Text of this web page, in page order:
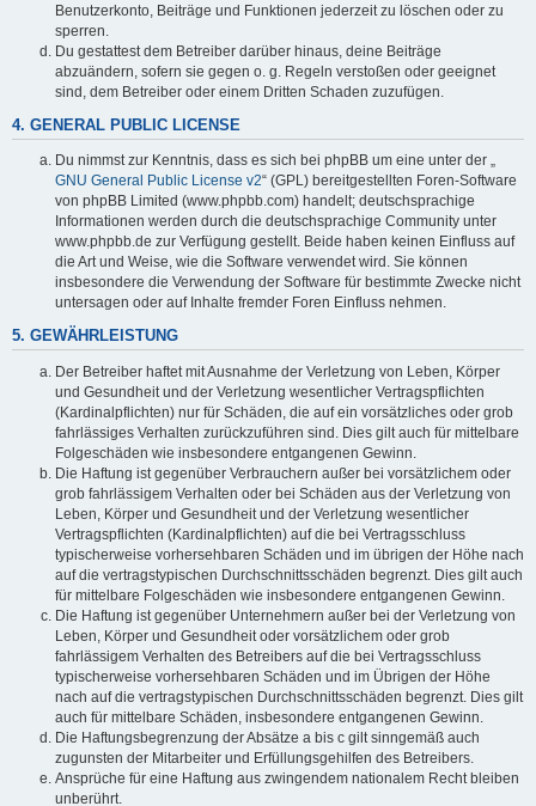
Benutzerkonto, Beiträge und Funktionen jederzeit zu löschen oder zu
sperren.
Du gestattest dem Betreiber darüber hinaus, deine Beiträge
abzuändern, sofern sie gegen o. g. Regeln verstoßen oder geeignet
sind, dem Betreiber oder einem Dritten Schaden zuzufügen.
4. GENERAL PUBLIC LICENSE
Du nimmst zur Kenntnis, dass es sich bei phpBB um eine unter der „
GNU General Public License v2“ (GPL) bereitgestellten Foren-Software
von phpBB Limited (www.phpbb.com) handelt; deutschsprachige
Informationen werden durch die deutschsprachige Community unter
www.phpbb.de zur Verfügung gestellt. Beide haben keinen Einfluss auf
die Art und Weise, wie die Software verwendet wird. Sie können
insbesondere die Verwendung der Software für bestimmte Zwecke nicht
untersagen oder auf Inhalte fremder Foren Einfluss nehmen.
5. GEWÄHRLEISTUNG
Der Betreiber haftet mit Ausnahme der Verletzung von Leben, Körper
und Gesundheit und der Verletzung wesentlicher Vertragspflichten
(Kardinalpflichten) nur für Schäden, die auf ein vorsätzliches oder grob
fahrlässiges Verhalten zurückzuführen sind. Dies gilt auch für mittelbare
Folgeschäden wie insbesondere entgangenen Gewinn.
Die Haftung ist gegenüber Verbrauchern außer bei vorsätzlichem oder
grob fahrlässigem Verhalten oder bei Schäden aus der Verletzung von
Leben, Körper und Gesundheit und der Verletzung wesentlicher
Vertragspflichten (Kardinalpflichten) auf die bei Vertragsschluss
typischerweise vorhersehbaren Schäden und im übrigen der Höhe nach
auf die vertragstypischen Durchschnittsschäden begrenzt. Dies gilt auch
für mittelbare Folgeschäden wie insbesondere entgangenen Gewinn.
Die Haftung ist gegenüber Unternehmern außer bei der Verletzung von
Leben, Körper und Gesundheit oder vorsätzlichem oder grob
fahrlässigem Verhalten des Betreibers auf die bei Vertragsschluss
typischerweise vorhersehbaren Schäden und im Übrigen der Höhe
nach auf die vertragstypischen Durchschnittsschäden begrenzt. Dies gilt
auch für mittelbare Schäden, insbesondere entgangenen Gewinn.
Die Haftungsbegrenzung der Absätze a bis c gilt sinngemäß auch
zugunsten der Mitarbeiter und Erfüllungsgehilfen des Betreibers.
Ansprüche für eine Haftung aus zwingendem nationalem Recht bleiben
unberührt.